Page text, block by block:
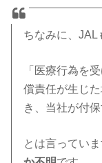
ちなみに、JAL
「医療行為を
償責任が生じ
き、当社が付
とは言ってい